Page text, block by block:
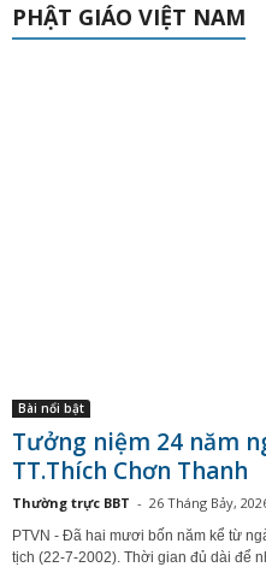
PHẬT GIÁO VIỆT NAM
Bài nổi bật
Tưởng niệm 24 năm
TT.Thích Chơn Thanh
Thường trực BBT - 26 Tháng Bảy,
PTVN - Đã hai mươi bốn năm kể từ
tịch (22-7-2002). Thời gian đủ dài để